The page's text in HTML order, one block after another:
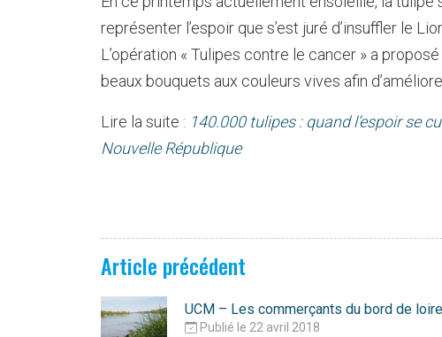
représenter l’espoir que s’est juré d’insuffler le
L’opération « Tulipes contre le cancer » a
beaux bouquets aux couleurs vives afin
Lire la suite : 140.000 tulipes : quand l’espoir se
Nouvelle République
Article précédent
UCM – Les commerçants du bord de loire
Publié le 22 avril 2018